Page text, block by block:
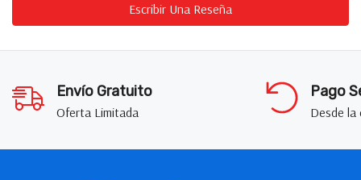
Escribir Una Reseña
Envío Gratuito
Oferta Limitada
Pago
Desde la